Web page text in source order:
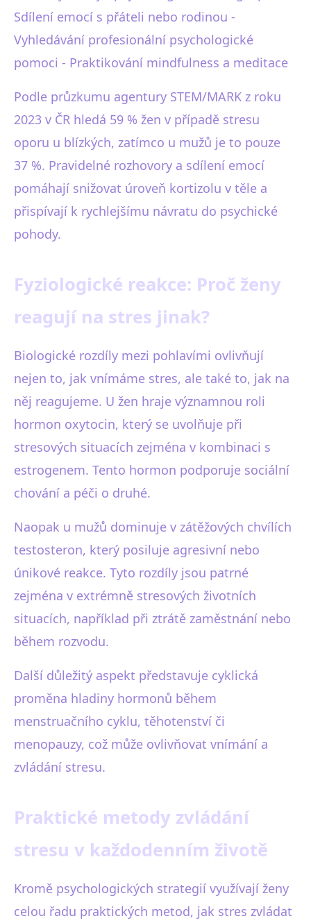
Sdílení emocí s přáteli nebo rodinou -
Vyhledávání profesionální psychologické
pomoci - Praktikování mindfulness a meditace
Podle průzkumu agentury STEM/MARK z roku
2023 v ČR hledá 59 % žen v případě stresu
oporu u blízkých, zatímco u mužů je to pouze
37 %. Pravidelné rozhovory a sdílení emocí
pomáhají snižovat úroveň kortizolu v těle a
přispívají k rychlejšímu návratu do psychické
pohody.
Fyziologické reakce: Proč ženy
reagují na stres jinak?
Biologické rozdíly mezi pohlavími ovlivňují
nejen to, jak vnímáme stres, ale také to, jak na
něj reagujeme. U žen hraje významnou roli
hormon oxytocin, který se uvolňuje při
stresových situacích zejména v kombinaci s
estrogenem. Tento hormon podporuje sociální
chování a péči o druhé.
Naopak u mužů dominuje v zátěžových chvílích
testosteron, který posiluje agresivní nebo
únikové reakce. Tyto rozdíly jsou patrné
zejména v extrémně stresových životních
situacích, například při ztrátě zaměstnání nebo
během rozvodu.
Další důležitý aspekt představuje cyklická
proměna hladiny hormonů během
menstruačního cyklu, těhotenství či
menopauzy, což může ovlivňovat vnímání a
zvládání stresu.
Praktické metody zvládání
stresu v každodenním životě
Kromě psychologických strategií využívají ženy
celou řadu praktických metod, jak stres zvládat